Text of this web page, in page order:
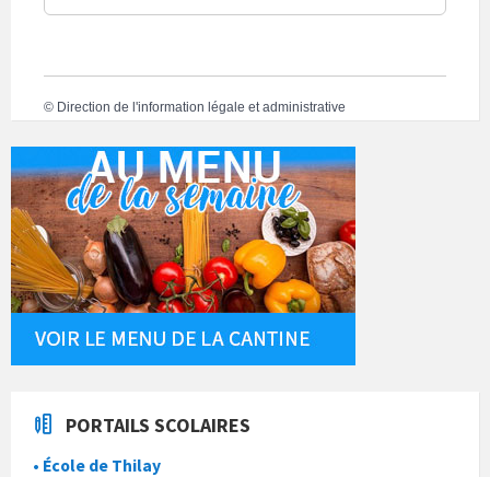
© Direction de l'information légale et administrative
PORTAILS SCOLAIRES
• École de Thilay